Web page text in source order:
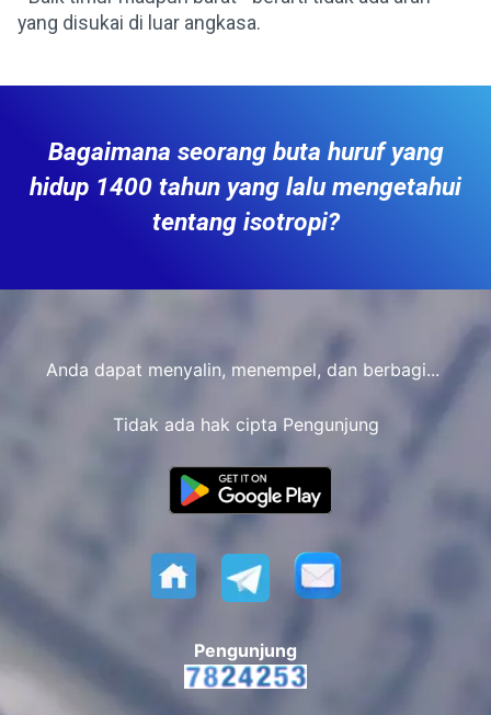
yang disukai di luar angkasa.
Bagaimana seorang buta huruf yang
hidup 1400 tahun yang lalu mengetahui
tentang isotropi?
Anda dapat menyalin, menempel, dan berbagi...
Tidak ada hak cipta Pengunjung
Pengunjung